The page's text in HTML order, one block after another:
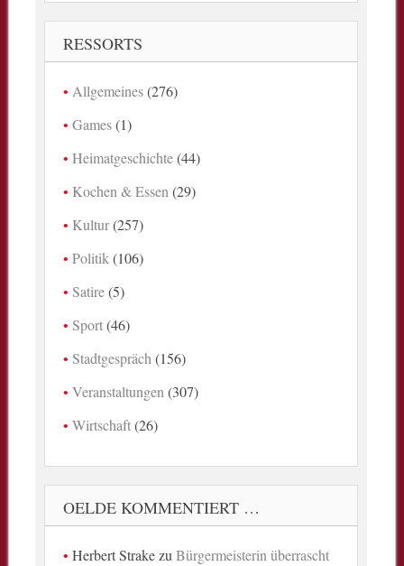
RESSORTS
Allgemeines(276)
Games(1)
Heimatgeschichte(44)
Kochen & Essen (29)
Kultur(257)
Politik (106)
Satire(5)
Sport(46)
Stadtgespräch (156)
Veranstaltungen (307)
Wirtschaft(26)
OELDE KOMMENTIERT …
Herbert StrakezuBürgermeisterin überrascht